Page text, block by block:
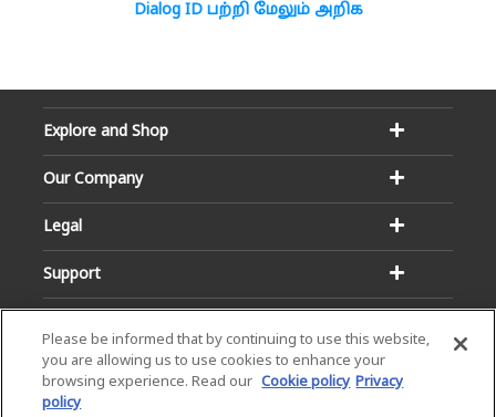
Dialog ID பற்றி மேலும் அறிக
Explore and Shop
Our Company
Legal
Support
Please be informed that by continuing to use this website,
you are allowing us to use cookies to enhance your
browsing experience. Read our Cookie policy Privacy
policy